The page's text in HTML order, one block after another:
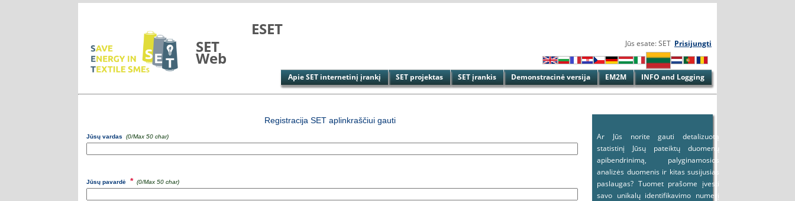
SET
Web
ESET
Jūs esate: SET Prisijungti
INFO and Logging
EM2M
Demonstracinė versija
SET įrankis
SET projektas
Apie SET internetinį įrankį
Registracija SET aplinkraščiui gauti
Jūsų vardas (0/Max 50 char)
Jūsų pavardė * (0/Max 50 char)
Ar Jūs norite gauti detalizuotą
statistinį Jūsų pateiktų duomenų
apibendrinimą, palyginamosios
analizės duomenis ir kitas susijusias
paslaugas? Tuomet prašome įvesti
savo unikalų identifikavimo numerį